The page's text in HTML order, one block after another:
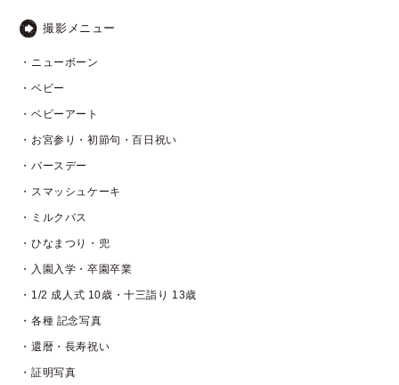
撮影メニュー
・ニューボーン
・ベビー
・ベビーアート
・お宮参り・初節句・百日祝い
・バースデー
・スマッシュケーキ
・ミルクバス
・ひなまつり・兜
・入園入学・卒園卒業
・1/2 成人式 10歳・十三詣り 13歳
・各種 記念写真
・還暦・長寿祝い
・証明写真